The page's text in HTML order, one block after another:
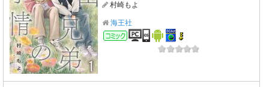
村崎もよ
海王社
コミック